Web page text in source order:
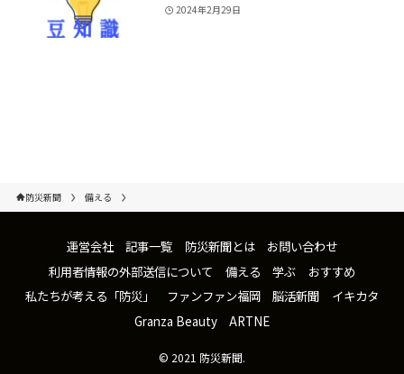
2024年2月29日
防災新聞 備える
運営会社 記事一覧 防災新聞とは
お問い合わせ
利用者情報の外部送信について
備える 学ぶ
おすすめ
私たちが考える「防災」
ファンファン福岡 脳活新聞
イキカタ
Granza Beauty
ARTNE
© 2021 防災新聞.